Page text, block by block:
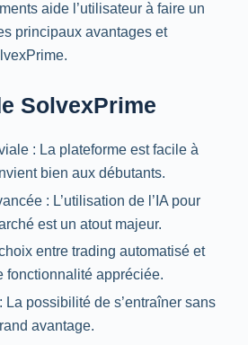
aide l’utilisateur à faire un
principaux avantages et
SolvexPrime
: La plateforme est facile à
bien aux débutants.
: L’utilisation de l’IA pour
est un atout majeur.
entre trading automatisé et
fonctionnalité appréciée.
La possibilité de s’entraîner sans
avantage.